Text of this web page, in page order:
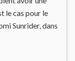
le cas pour le
Sunrider, dans